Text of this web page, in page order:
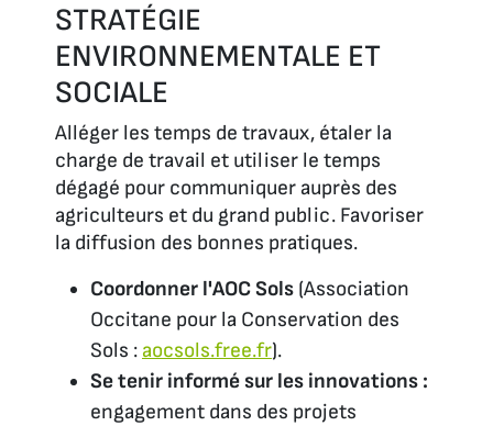
STRATÉGIE
ENVIRONNEMENTALE ET
SOCIALE
Alléger les temps de travaux, étaler la
charge de travail et utiliser le temps
dégagé pour communiquer auprès des
agriculteurs et du grand public. Favoriser
la diffusion des bonnes pratiques.
Coordonner l'AOC Sols (Association
Occitane pour la Conservation des
Sols : aocsols.free.fr).
Se tenir informé sur les innovations :
engagement dans des projets